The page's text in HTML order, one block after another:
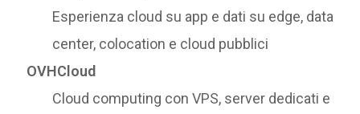
Esperienza cloud su app e dati su edge, data
center, colocation e cloud pubblici
OVHCloud
Cloud computing con VPS, server dedicati e